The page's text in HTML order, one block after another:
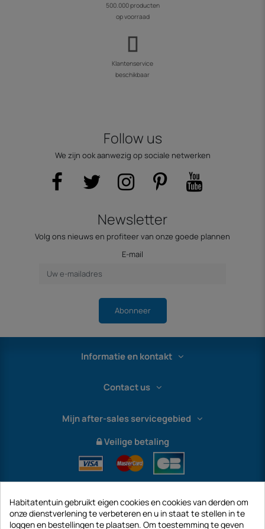
500.000 producten
op voorraad
Klantenservice
beschikbaar
Follow us
We zijn ook aanwezig op sociale netwerken
Newsletter
Volg ons nieuws en profiteer van onze goede plannen
E-mail
Abonneer
Informatie en kontakt
Contact us
Mijn after-sales servicegebied
Veilige betaling
Habitatentuin gebruikt eigen cookies en cookies van derden om
onze dienstverlening te verbeteren en u in staat te stellen in te
loggen en bestellingen te plaatsen. Om toestemming te geven